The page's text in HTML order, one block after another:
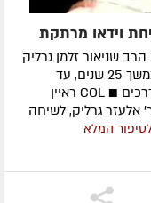
וידאו מרתקת
ה'יארצייט' ה-34 לפטירת הרב שניאור זלמן גרליק
ע''ה, שכיהן כרבו הראשון של כפר-חב"ד במשך 25 שנים, עד
פטירתו הטראגית, בהיותו בן 94, בתאונת דרכים ■ COL ראיין
אלעזר גרליק, לשיחה
המלא